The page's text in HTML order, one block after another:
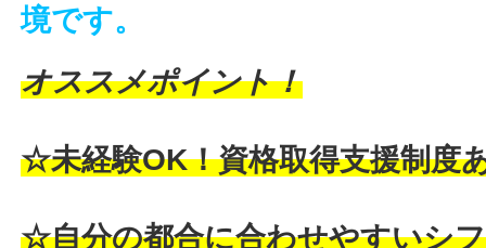
境です。
オススメポイント！
☆未経験OK！資格取得支援制度
☆自分の都合に合わせやすいシ